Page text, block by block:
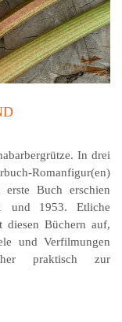
In drei
Romanfigur(en)
Buch erschien
und 1953. Etliche
diesen Büchern auf,
und Verfilmungen
praktisch zur